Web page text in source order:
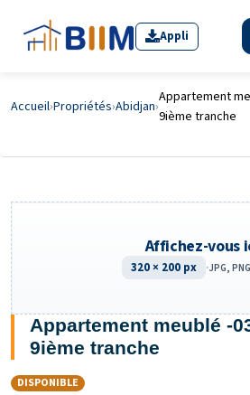
Appli
Accueil›Propriétés›Abidjan›
Appartement
9ième tranche
Appartement meublé -
9ième tranche
DISPONIBLE
Affichez-vous
320 × 200 px ·JPG,